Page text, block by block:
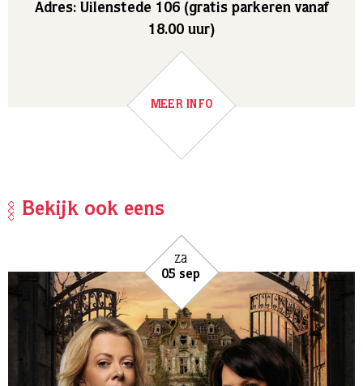
Adres: Uilenstede 106 (gratis parkeren vanaf
18.00 uur)
MEER INFO
Bekijk ook eens
za
05 sep